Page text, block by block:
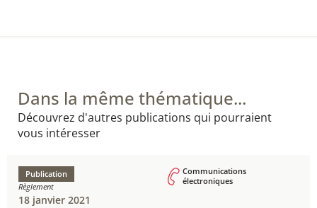
Dans la même thématique...
Découvrez d'autres publications qui pourraient
vous intéresser
Publication
Règlement
Communications
électroniques
18 janvier 2021